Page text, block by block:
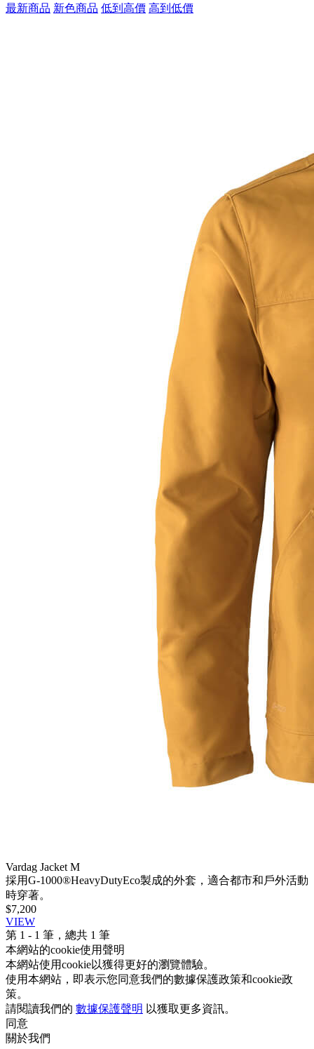
最新商品 新色商品 低到高價 高到低價
Vardag Jacket M
採用G-1000®HeavyDutyEco製成的外套，適合都市和戶外活動
時穿著。
$7,200
VIEW
第 1 - 1 筆，總共 1 筆
本網站的cookie使用聲明
本網站使用cookie以獲得更好的瀏覽體驗。
使用本網站，即表示您同意我們的數據保護政策和cookie政
策。
請閱讀我們的 數據保護聲明 以獲取更多資訊。
同意
關於我們